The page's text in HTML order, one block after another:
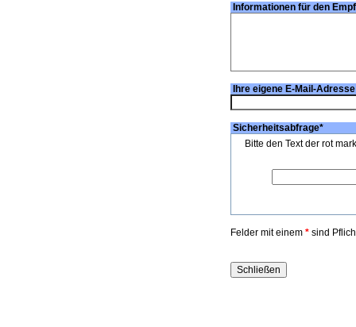
Informationen für den
Ihre eigene E-Mail-
Sicherheitsabfrage*
Bitte den Text der rot
Felder mit einem * sind